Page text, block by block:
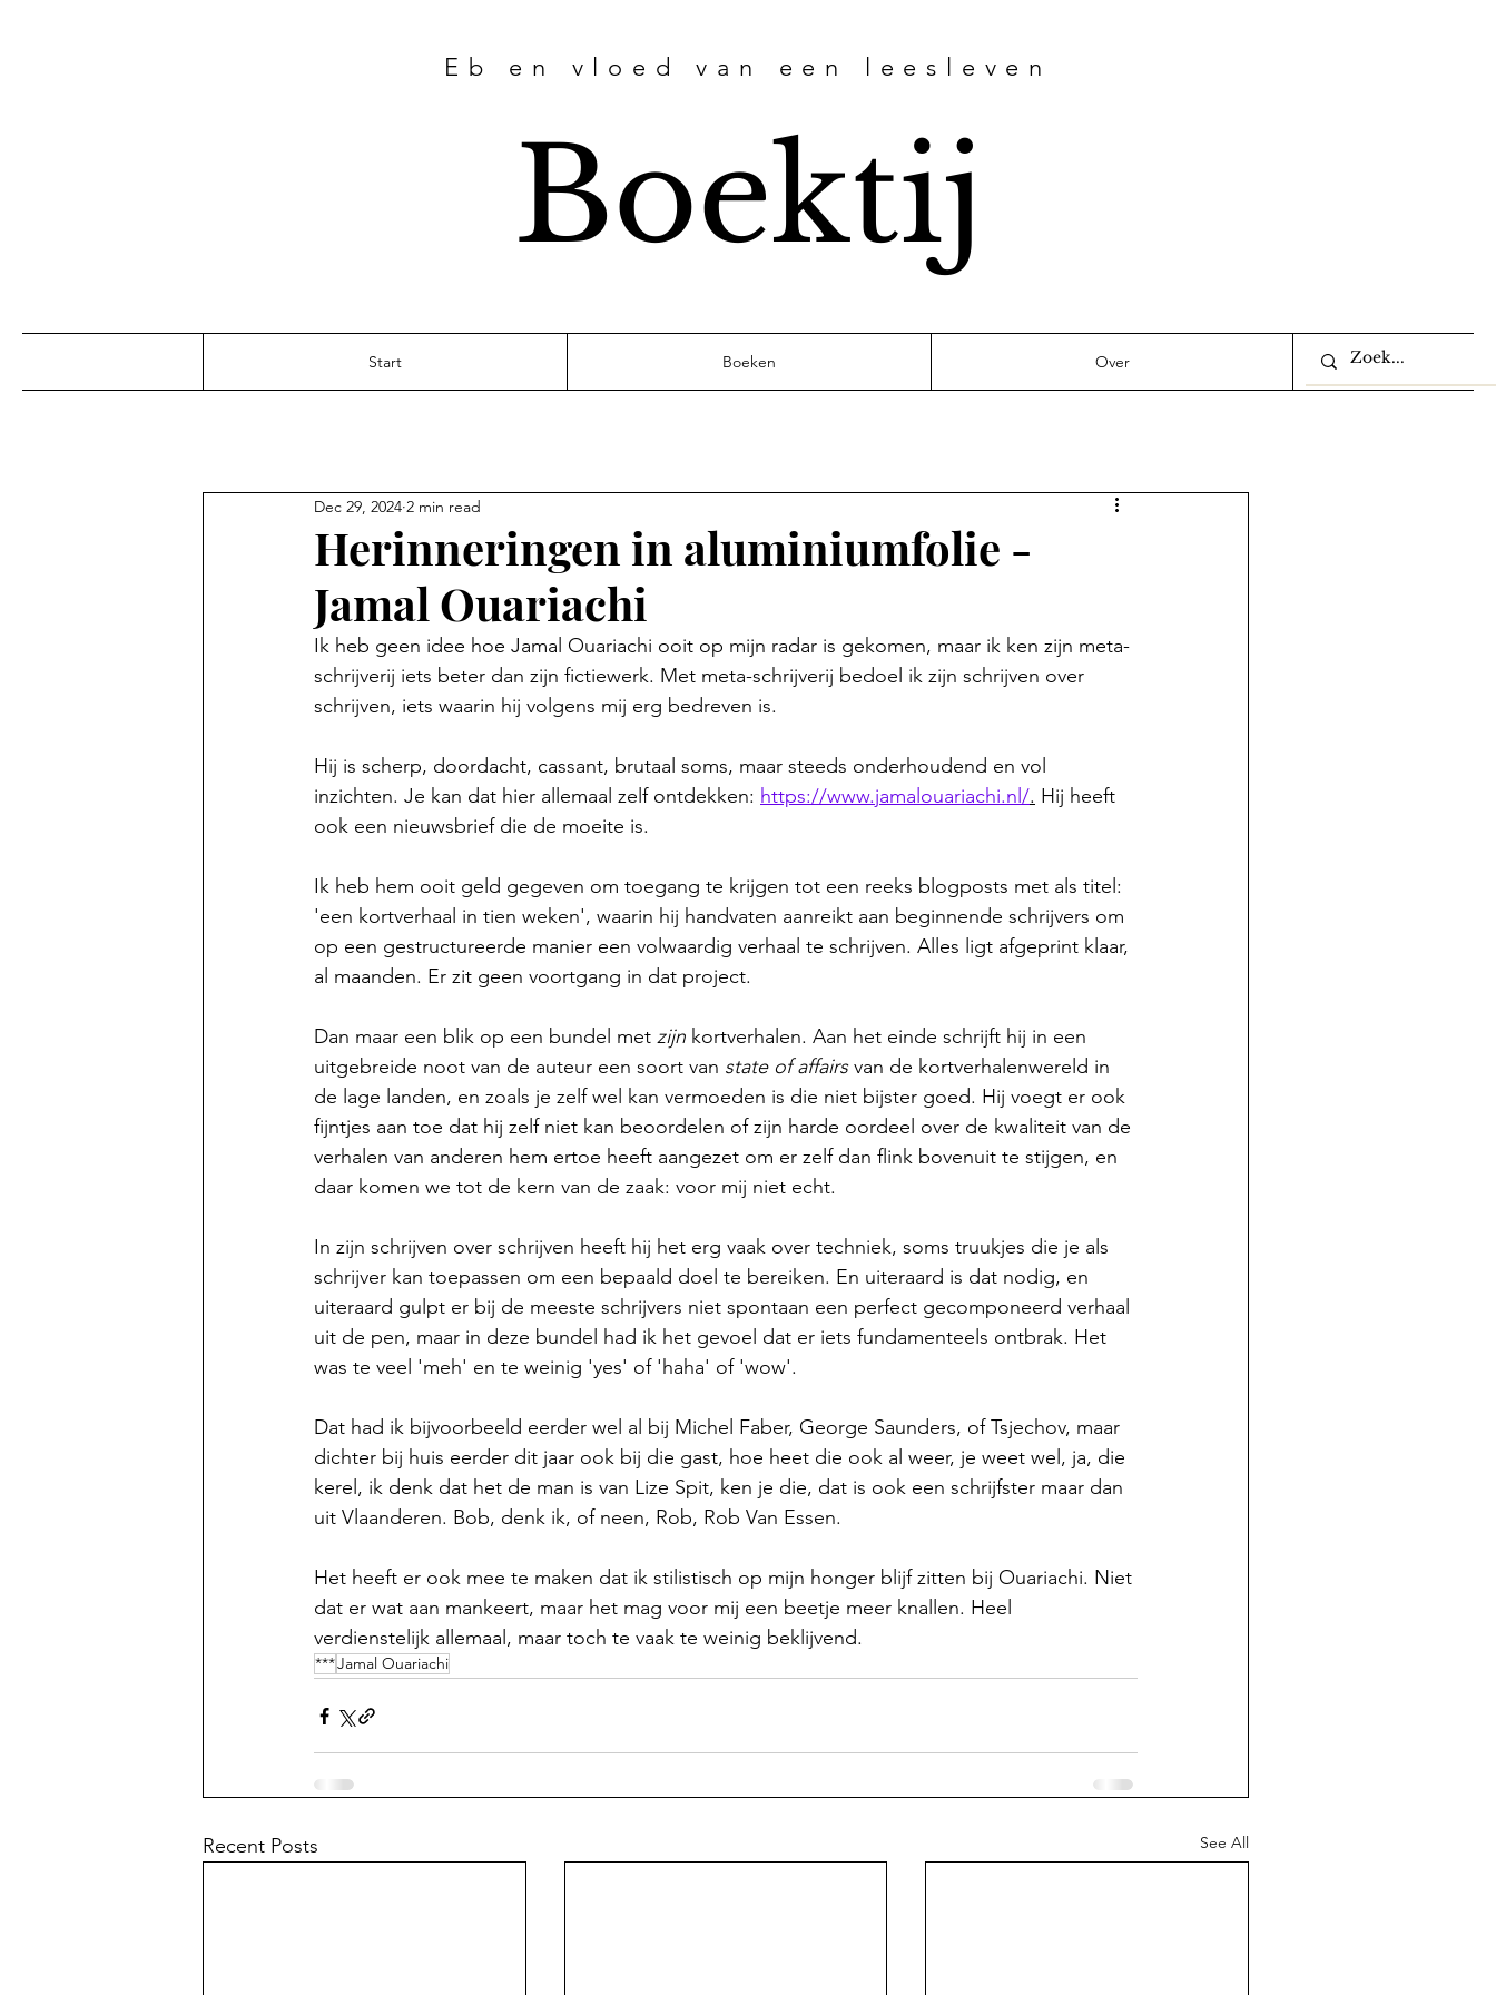
Eb en vloed van een leesleven
Boektij
Start Boeken Over
Herinneringen in aluminiumfolie -
Jamal Ouariachi
Dec 29, 2024 2 min read
Ik heb geen idee hoe Jamal Ouariachi ooit op mijn radar is gekomen, maar ik ken zijn meta-
schrijverij iets beter dan zijn fictiewerk. Met meta-schrijverij bedoel ik zijn schrijven over
schrijven, iets waarin hij volgens mij erg bedreven is.
Hij is scherp, doordacht, cassant, brutaal soms, maar steeds onderhoudend en vol
inzichten. Je kan dat hier allemaal zelf ontdekken: https://www.jamalouariachi.nl/. Hij heeft
ook een nieuwsbrief die de moeite is.
Ik heb hem ooit geld gegeven om toegang te krijgen tot een reeks blogposts met als titel:
'een kortverhaal in tien weken', waarin hij handvaten aanreikt aan beginnende schrijvers om
op een gestructureerde manier een volwaardig verhaal te schrijven. Alles ligt afgeprint klaar,
al maanden. Er zit geen voortgang in dat project.
Dan maar een blik op een bundel met zijn kortverhalen. Aan het einde schrijft hij in een
uitgebreide noot van de auteur een soort van state of affairs van de kortverhalenwereld in
de lage landen, en zoals je zelf wel kan vermoeden is die niet bijster goed. Hij voegt er ook
fijntjes aan toe dat hij zelf niet kan beoordelen of zijn harde oordeel over de kwaliteit van de
verhalen van anderen hem ertoe heeft aangezet om er zelf dan flink bovenuit te stijgen, en
daar komen we tot de kern van de zaak: voor mij niet echt.
In zijn schrijven over schrijven heeft hij het erg vaak over techniek, soms truukjes die je als
schrijver kan toepassen om een bepaald doel te bereiken. En uiteraard is dat nodig, en
uiteraard gulpt er bij de meeste schrijvers niet spontaan een perfect gecomponeerd verhaal
uit de pen, maar in deze bundel had ik het gevoel dat er iets fundamenteels ontbrak. Het
was te veel 'meh' en te weinig 'yes' of 'haha' of 'wow'.
Dat had ik bijvoorbeeld eerder wel al bij Michel Faber, George Saunders, of Tsjechov, maar
dichter bij huis eerder dit jaar ook bij die gast, hoe heet die ook al weer, je weet wel, ja, die
kerel, ik denk dat het de man is van Lize Spit, ken je die, dat is ook een schrijfster maar dan
uit Vlaanderen. Bob, denk ik, of neen, Rob, Rob Van Essen.
Het heeft er ook mee te maken dat ik stilistisch op mijn honger blijf zitten bij Ouariachi. Niet
dat er wat aan mankeert, maar het mag voor mij een beetje meer knallen. Heel
verdienstelijk allemaal, maar toch te vaak te weinig beklijvend.
***Jamal Ouariachi
Recent Posts See All